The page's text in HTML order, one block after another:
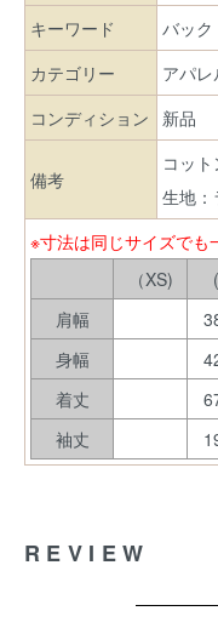
キーワード
バック
カテゴリー
アパレ
コンディション
新品
備考
コッ
生地：
※寸法は同じサイズでも
（XS)
肩幅
身幅
着丈
袖丈
REVIEW